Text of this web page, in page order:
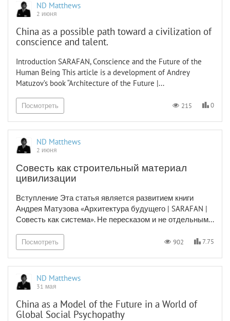
ND Matthews
2 июня
China as a possible path toward a civilization of
conscience and talent.
Introduction SARAFAN, Conscience and the Future of the
Human Being This article is a development of Andrey
Matuzov’s book “Architecture of the Future |...
Посмотреть 215 0
ND Matthews
2 июня
Совесть как строительный материал
цивилизации
Вступление Эта статья является развитием книги
Андрея Матузова «Архитектура будущего | SARAFAN |
Совесть как система». Не пересказом и не отдельным...
Посмотреть 902 7.75
ND Matthews
31 мая
China as a Model of the Future in a World of
Global Social Psychopathy